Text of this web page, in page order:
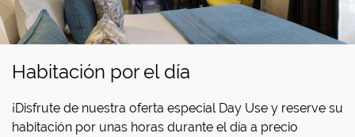
Habitación por el día
¡Disfrute de nuestra oferta especial Day Use y reserve su
habitación por unas horas durante el día a precio